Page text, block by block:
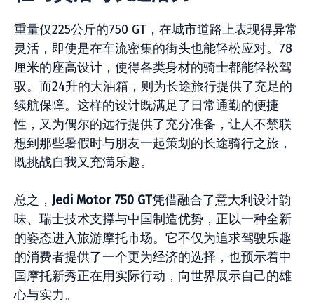
重量仅225公斤的750 GT，在城市道路上表现得异常
灵活，即使是在车流密集的街头也能轻松应对。78
厘米的座高设计，使得各类身材的骑士都能轻松驾
驭。而24升的大油箱，则为长途旅行提供了充足的
续航保障。这样的设计既满足了日常通勤的便捷
性，又为偶尔的远行提供了充分准备，让人不禁联
想到那些暑假时与朋友一起策划的长途骑行之旅，
既挑战自我又充满乐趣。
总之， Jedi Motor 750 GT凭借融合了意大利设计韵
味、瑞士技术支撑与中国制造优势，正以一种全新
的姿态进入旅游摩托市场。它不仅为追求驾驶乐趣
的消费者提供了一个更为经济的选择，也预示着中
国摩托新秀正在用实际行动，向世界展示自己的雄
心与实力。